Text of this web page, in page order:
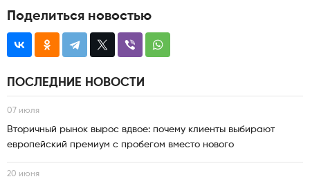
Поделиться новостью
ПОСЛЕДНИЕ НОВОСТИ
07 июля
Вторичный рынок вырос вдвое: почему клиенты выбирают
европейский премиум с пробегом вместо нового
20 июня